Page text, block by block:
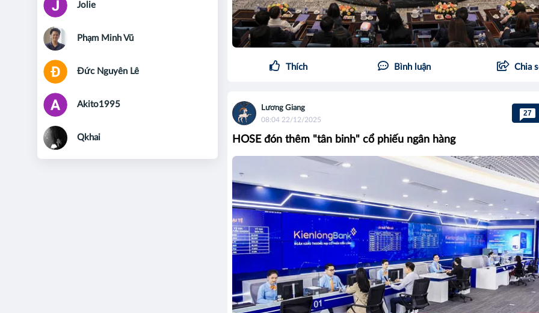
Thích Bình luận Chia
Lương Giang
08:04 22/12/2025
27
HOSE đón thêm "tân binh" cổ phiếu ngân hàng
Jolie
Phạm Minh Vũ
Đức Nguyên Lê
Akito1995
Qkhai